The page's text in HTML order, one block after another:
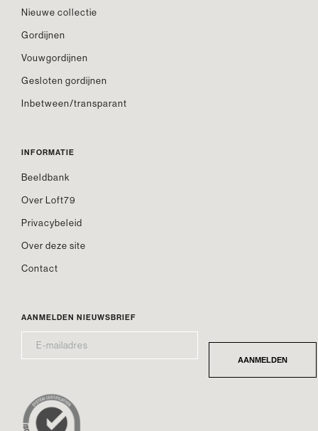
Nieuwe collectie
Gordijnen
Vouwgordijnen
Gesloten gordijnen
Inbetween/transparant
INFORMATIE
Beeldbank
Over Loft79
Privacybeleid
Over deze site
Contact
AANMELDEN NIEUWSBRIEF
MAILADRES* AANMELDEN